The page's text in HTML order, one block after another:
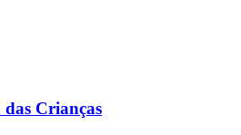
Crianças